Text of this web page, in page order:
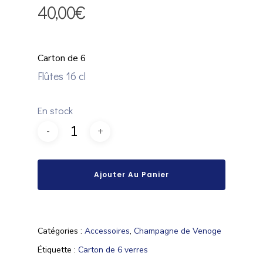
40,00€
Carton de 6
Flûtes 16 cl
En stock
Ajouter Au Panier
Catégories : Accessoires, Champagne de Venoge
Étiquette : Carton de 6 verres